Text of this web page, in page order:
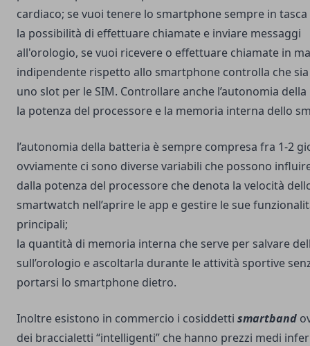
cardiaco; se vuoi tenere lo smartphone sempre in tasca
la possibilità di effettuare chiamate e inviare messaggi
all'orologio, se vuoi ricevere o effettuare chiamate in
indipendente rispetto allo smartphone controlla che
uno slot per le SIM. Controllare anche l’autonomia
la potenza del processore e la memoria interna dello
l’autonomia della batteria è sempre compresa fra 1-2
ovviamente ci sono diverse variabili che possono
dalla potenza del processore che denota la velocità
smartwatch nell’aprire le app e gestire le sue
principali;
la quantità di memoria interna che serve per salvare
sull’orologio e ascoltarla durante le attività sportive
portarsi lo smartphone dietro.
Inoltre esistono in commercio i cosiddetti smartband
dei braccialetti “intelligenti” che hanno prezzi medi